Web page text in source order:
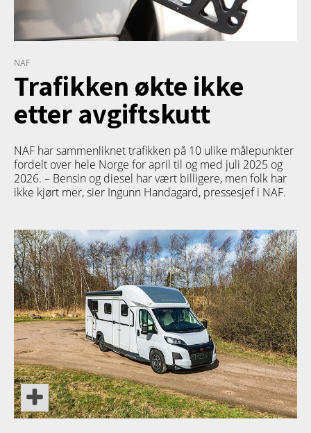
NAF
Trafikken økte ikke
etter avgiftskutt
NAF har sammenliknet trafikken på 10 ulike målepunkter
fordelt over hele Norge for april til og med juli 2025 og
2026. – Bensin og diesel har vært billigere, men folk har
ikke kjørt mer, sier Ingunn Handagard, pressesjef i NAF.
PRODUKT